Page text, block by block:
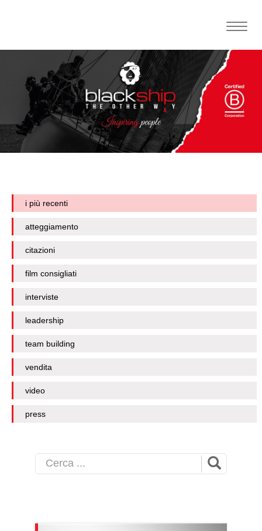
Toggle
i più recenti
atteggiamento
citazioni
film consigliati
interviste
leadership
team building
vendita
video
press